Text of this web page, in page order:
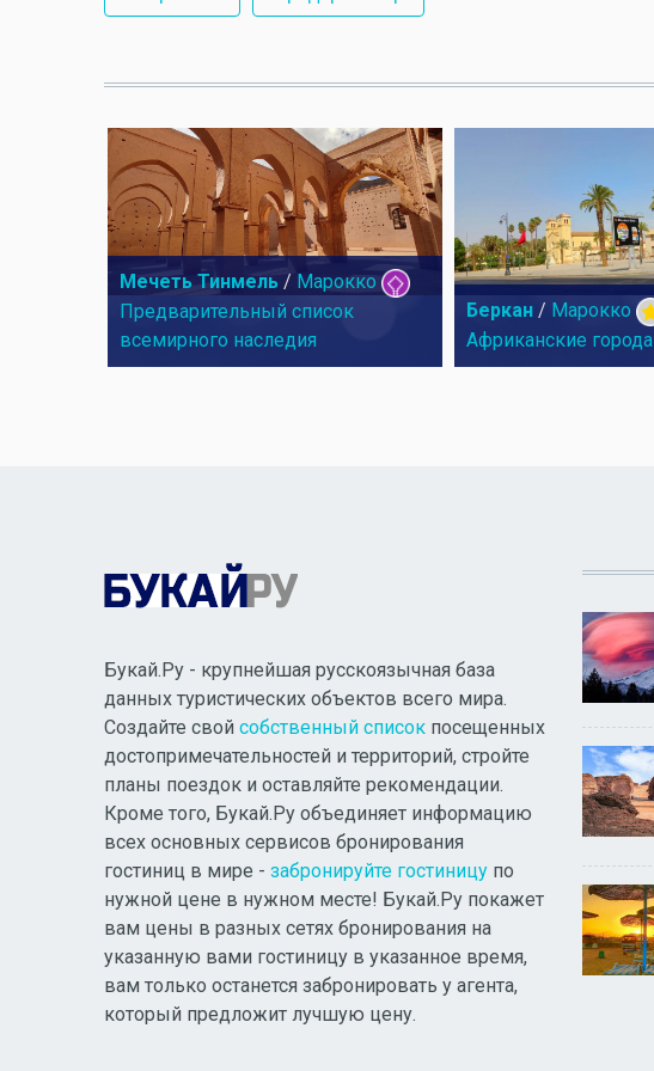
Мечеть Тинмель / Марокко
Предварительный список
всемирного наследия
Беркан / Марокко
Африканские города
Букай.Ру - крупнейшая русскоязычная база
данных туристических объектов всего мира.
Создайте свой собственный список посещенных
достопримечательностей и территорий, стройте
планы поездок и оставляйте рекомендации.
Кроме того, Букай.Ру объединяет информацию
всех основных сервисов бронирования
гостиниц в мире - забронируйте гостиницу по
нужной цене в нужном месте! Букай.Ру покажет
вам цены в разных сетях бронирования на
указанную вами гостиницу в указанное время,
вам только останется забронировать у агента,
который предложит лучшую цену.